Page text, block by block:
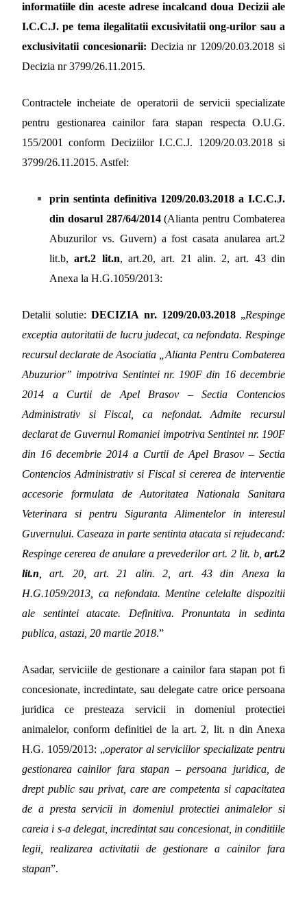
informatiile din aceste adrese incalcand doua Decizii ale
I.C.C.J. pe tema ilegalitatii excusivitatii ong-urilor sau a
exclusivitatii concesionarii: Decizia nr 1209/20.03.2018 si
Decizia nr 3799/26.11.2015.
Contractele incheiate de operatorii de servicii specializate
pentru gestionarea cainilor fara stapan respecta O.U.G.
155/2001 conform Deciziilor I.C.C.J. 1209/20.03.2018 si
3799/26.11.2015. Astfel:
prin sentinta definitiva 1209/20.03.2018 a I.C.C.J.
din dosarul 287/64/2014(Alianta pentru Combaterea
Abuzurilor vs. Guvern) a fost casata anularea art.2
lit.b,art.2 lit.n, art.20, art. 21 alin. 2, art. 43 din
Anexa la H.G.1059/2013:
Detalii solutie: DECIZIA nr. 1209/20.03.2018„Respinge
exceptia autoritatii de lucru judecat, ca nefondata. Respinge
recursul declarate de Asociatia „Alianta Pentru Combaterea
Abuzurior” impotriva Sentintei nr. 190F din 16 decembrie
2014 a Curtii de Apel Brasov – Sectia Contencios
Administrativ si Fiscal, ca nefondat. Admite recursul
declarat de Guvernul Romaniei impotriva Sentintei nr. 190F
din 16 decembrie 2014 a Curtii de Apel Brasov – Sectia
Contencios Administrativ si Fiscal si cererea de interventie
accesorie formulata de Autoritatea Nationala Sanitara
Veterinara si pentru Siguranta Alimentelor in interesul
Guvernului. Caseaza in parte sentinta atacata si rejudecand:
Respinge cererea de anulare a prevederilor art. 2 lit. b, art.2
lit.n , art. 20, art. 21 alin. 2, art. 43 din Anexa la
H.G.1059/2013, ca nefondata. Mentine celelalte dispozitii
ale sentintei atacate. Definitiva. Pronuntata in sedinta
publica, astazi, 20 martie 2018.”
Asadar, serviciile de gestionare a cainilor fara stapan pot fi
concesionate, incredintate, sau delegate catre orice persoana
juridica ce presteaza servicii in domeniul protectiei
animalelor, conform definitiei de la art. 2, lit. n din Anexa
H.G. 1059/2013: „operator al serviciilor specializate pentru
gestionarea cainilor fara stapan – persoana juridica, de
drept public sau privat, care are competenta si capacitatea
de a presta servicii in domeniul protectiei animalelor si
careia i s-a delegat, incredintat sau concesionat, in conditiile
legii, realizarea activitatii de gestionare a cainilor fara
stapan”.